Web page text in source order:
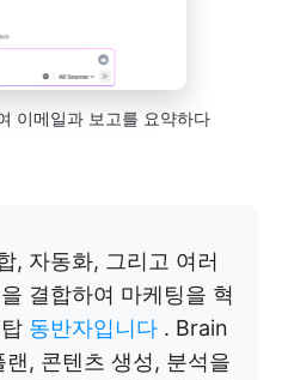
이메일과 보고를 요약하다
, 자동화, 그리고 여러
결합하여 마케팅을 혁
동반자입니다 . Brain
, 콘텐츠 생성, 분석을